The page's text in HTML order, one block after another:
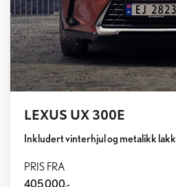
LEXUS UX 300E
Inkludert vinterhjul og metalikk lakk
PRIS FRA
405 000,-